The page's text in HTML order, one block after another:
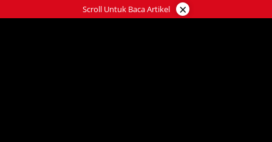
ke
Scroll Untuk Baca Artikel ×